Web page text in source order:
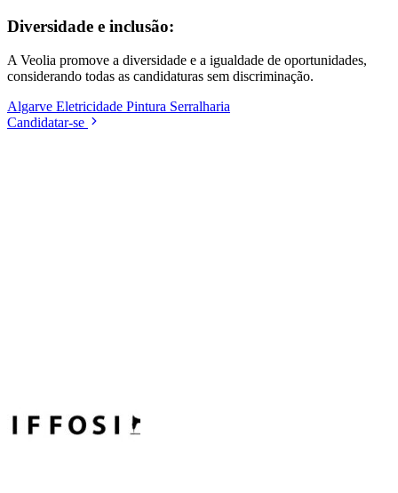
Diversidade e inclusão:
A Veolia promove a diversidade e a igualdade de oportunidades,
considerando todas as candidaturas sem discriminação.
Algarve Eletricidade Pintura Serralharia
Candidatar-se